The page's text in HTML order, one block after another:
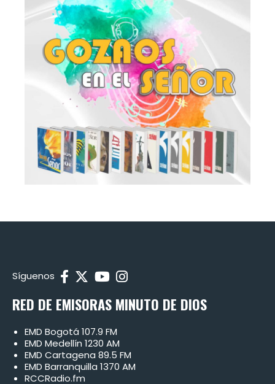
Síguenos
RED DE EMISORAS MINUTO DE DIOS
EMD Bogotá 107.9 FM
EMD Medellín 1230 AM
EMD Cartagena 89.5 FM
EMD Barranquilla 1370 AM
RCCRadio.fm